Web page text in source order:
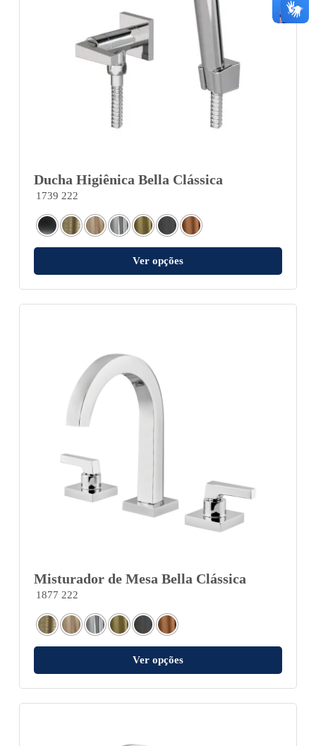
Ducha Higiênica Bella Clássica
1739 222
Ver opções
Misturador de Mesa Bella Clássica
1877 222
Ver opções